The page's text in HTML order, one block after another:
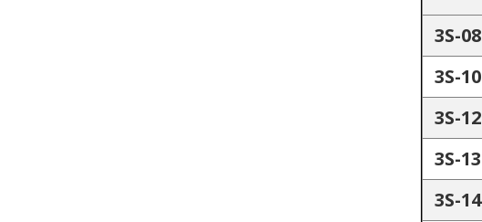
3S-08
3S-10
3S-12
3S-13
3S-14